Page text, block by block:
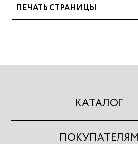
ПЕЧАТЬ СТРАНИЦЫ
КАТАЛОГ
ПОКУПАТЕЛЯМ